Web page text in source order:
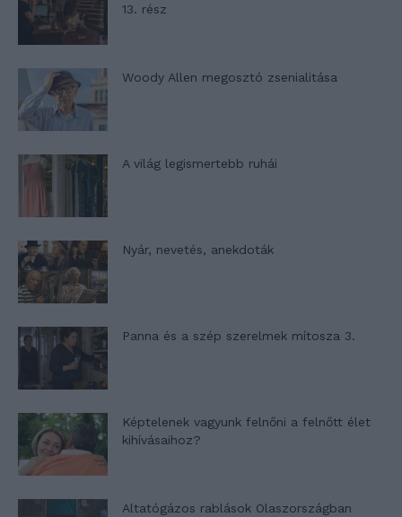
13. rész
Woody Allen megosztó zsenialitása
A világ legismertebb ruhái
Nyár, nevetés, anekdoták
Panna és a szép szerelmek mítosza 3.
Képtelenek vagyunk felnőni a felnőtt élet
kihívásaihoz?
Altatógázos rablások Olaszországban